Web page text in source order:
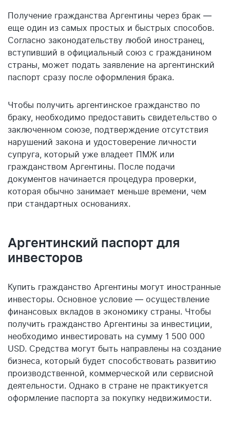
Получение гражданства Аргентины через брак —
еще один из самых простых и быстрых способов.
Согласно законодательству любой иностранец,
вступивший в официальный союз с гражданином
страны, может подать заявление на аргентинский
паспорт сразу после оформления брака.
Чтобы получить аргентинское гражданство по
браку, необходимо предоставить свидетельство о
заключенном союзе, подтверждение отсутствия
нарушений закона и удостоверение личности
супруга, который уже владеет ПМЖ или
гражданством Аргентины. После подачи
документов начинается процедура проверки,
которая обычно занимает меньше времени, чем
при стандартных основаниях.
Аргентинский паспорт для
инвесторов
Купить гражданство Аргентины могут иностранные
инвесторы. Основное условие — осуществление
финансовых вкладов в экономику страны. Чтобы
получить гражданство Аргентины за инвестиции,
необходимо инвестировать на сумму 1 500 000
USD. Средства могут быть направлены на создание
бизнеса, который будет способствовать развитию
производственной, коммерческой или сервисной
деятельности. Однако в стране не практикуется
оформление паспорта за покупку недвижимости.